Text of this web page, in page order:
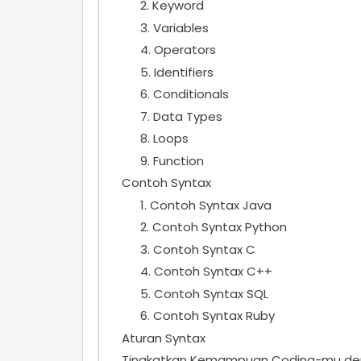
2. Keyword
3. Variables
4. Operators
5. Identifiers
6. Conditionals
7. Data Types
8. Loops
9. Function
Contoh Syntax
1. Contoh Syntax Java
2. Contoh Syntax Python
3. Contoh Syntax C
4. Contoh Syntax C++
5. Contoh Syntax SQL
6. Contoh Syntax Ruby
Aturan Syntax